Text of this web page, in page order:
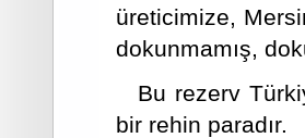
üreticimize,
dokunmamış,
Bu rezerv
bir rehin paradır.